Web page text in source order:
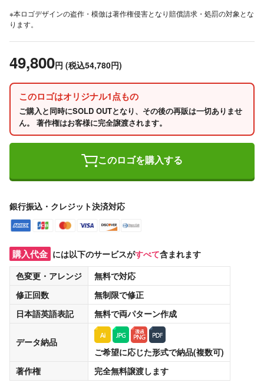
※本ロゴデザインの盗作・模倣は著作権侵害となり賠償請求・処罰の対象とな
ります。
49,800円 (税込54,780円)
このロゴはオリジナル1点もの
ご購入と同時にSOLD OUTとなり、その後の再販は一切ありませ
ん。 著作権はお客様に完全譲渡されます。
このロゴを購入する
銀行振込・クレジット決済対応
購入代金 には以下のサービスがすべて含まれます
色変更・アレンジ
無料で対応
修正回数
無制限で修正
日本語英語表記
無料で両パターン作成
データ納品
ご希望に応じた形式で納品(複数可)
著作権
完全無料譲渡します